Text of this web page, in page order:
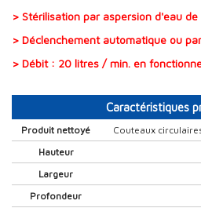
> Stérilisation par aspersion d'eau de
> Déclenchement automatique ou
> Débit : 20 litres / min. en
Caractéristiques
Produit nettoyé
Couteaux circulaires
Hauteur
Largeur
Profondeur